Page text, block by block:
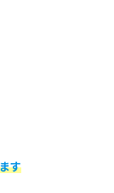
す